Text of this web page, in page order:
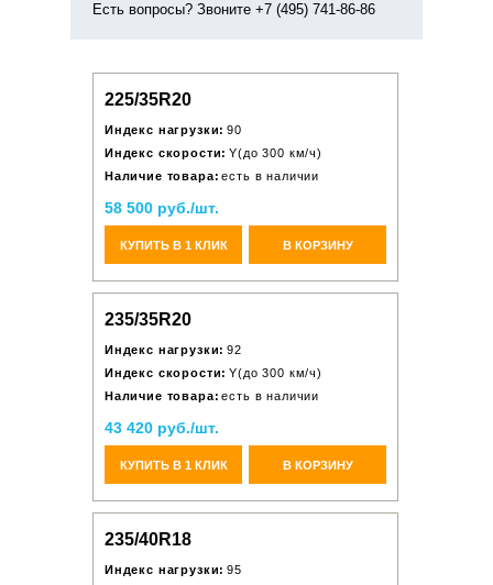
Есть вопросы? Звоните +7 (495) 741-86-86
225/35R20
Индекс нагрузки: 90
Индекс скорости: Y(до 300 км/ч)
Наличие товара: есть в наличии
58 500 руб./шт.
КУПИТЬ В 1 КЛИК В КОРЗИНУ
235/35R20
Индекс нагрузки: 92
Индекс скорости: Y(до 300 км/ч)
Наличие товара: есть в наличии
43 420 руб./шт.
КУПИТЬ В 1 КЛИК В КОРЗИНУ
235/40R18
Индекс нагрузки: 95